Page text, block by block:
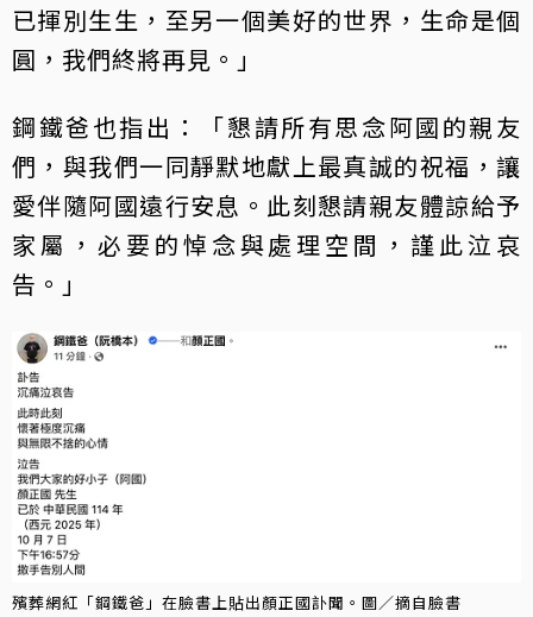
已揮別生生，至另一個美好的世界，生命是個
圓，我們終將再見。」
鋼鐵爸也指出：「懇請所有思念阿國的親友
們，與我們一同靜默地獻上最真誠的祝福，讓
愛伴隨阿國遠行安息。此刻懇請親友體諒給予
家屬，必要的悼念與處理空間，謹此泣哀
告。」
殯葬網紅「鋼鐵爸」在臉書上貼出顏正國訃聞。圖／摘自臉書